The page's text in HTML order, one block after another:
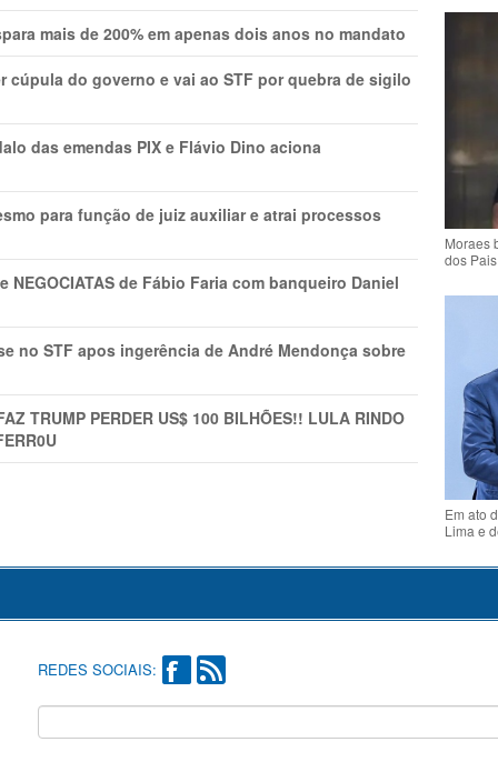
mais de 200% em apenas dois anos no mandato
cúpula do governo e vai ao STF por quebra de sigilo
das emendas PIX e Flávio Dino aciona
para função de juiz auxiliar e atrai processos
NEGOCIATAS de Fábio Faria com banqueiro Daniel
no STF apos ingerência de André Mendonça sobre
TRUMP PERDER US$ 100 BILHÕES!! LULA RINDO
Moraes
dos Pais
Em ato
Lima e
REDES SOCIAIS: